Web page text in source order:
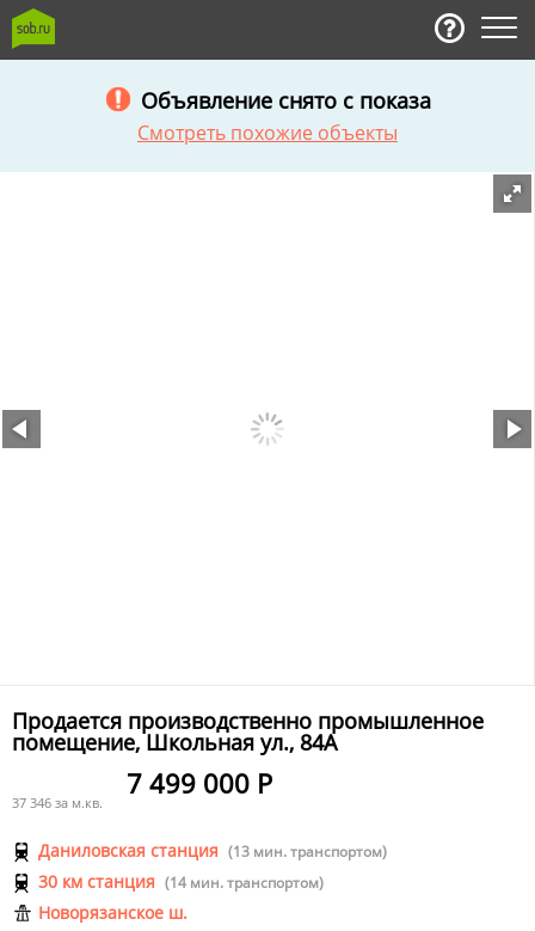
Объявление снято с показа
Смотреть похожие объекты
Продается производственно промышленное
помещение, Школьная ул., 84А
7 499 000 Р
37 346 за м.кв.
Даниловская станция (13 мин. транспортом)
30 км станция (14 мин. транспортом)
Новорязанское ш.